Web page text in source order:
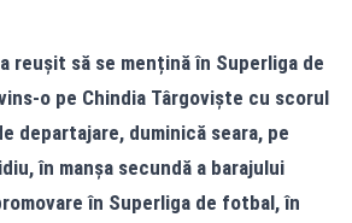
reușit să se mențină în Superliga de
o pe Chindia Târgoviște cu scorul
departajare, duminică seara, pe
în manșa secundă a barajului
în Superliga de fotbal, în